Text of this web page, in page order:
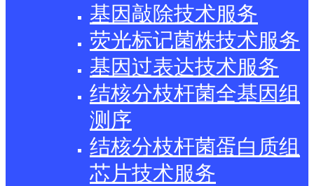
基因敲除技术服务
荧光标记菌株技术服务
基因过表达技术服务
结核分枝杆菌全基因组
测序
结核分枝杆菌蛋白质组
芯片技术服务